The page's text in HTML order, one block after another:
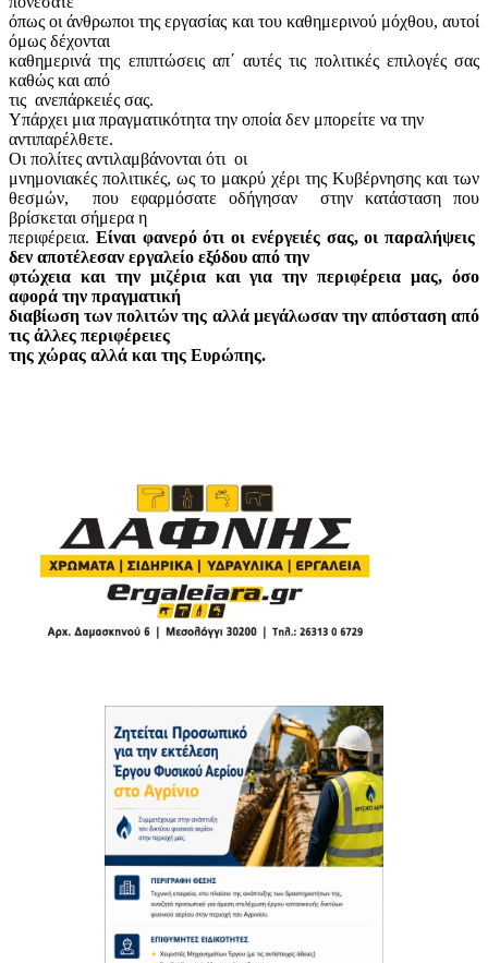
όπως οι άνθρωποι της εργασίας και του καθημερινού μόχθου, αυτοί
όμως δέχονται
καθημερινά της επιπτώσεις απ΄ αυτές τις πολιτικές επιλογές σας
καθώς και από
τις ανεπάρκειές σας.
Υπάρχει μια πραγματικότητα την οποία δεν μπορείτε να την
αντιπαρέλθετε.
Οι πολίτες αντιλαμβάνονται ότι οι
μνημονιακές πολιτικές, ως το μακρύ χέρι της Κυβέρνησης και των
θεσμών,
που εφαρμόσατε οδήγησαν
στην κατάσταση που
βρίσκεται σήμερα η
περιφέρεια. Είναι φανερό ότι οι ενέργειές σας, οι παραλήψεις
δεν αποτέλεσαν εργαλείο εξόδου από την
φτώχεια και την μιζέρια και για την περιφέρεια μας, όσο
αφορά την πραγματική
διαβίωση των πολιτών της αλλά μεγάλωσαν την απόσταση από
τις άλλες περιφέρειες
της χώρας αλλά και της Ευρώπης.